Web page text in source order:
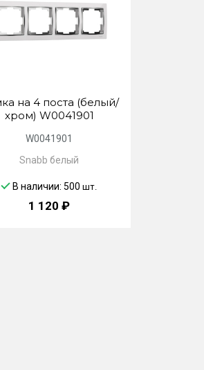
на 4 поста (белый/
хром) W0041901
W0041901
Snabb белый
В наличии: 500шт.
1 120 ₽